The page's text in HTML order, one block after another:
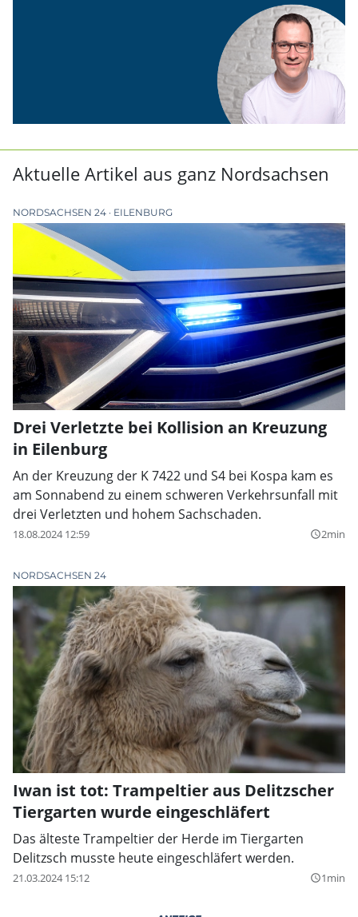
Aktuelle Artikel aus ganz Nordsachsen
NORDSACHSEN 24 EILENBURG
Drei Verletzte bei Kollision an Kreuzung
in Eilenburg
An der Kreuzung der K 7422 und S4 bei Kospa kam es
am Sonnabend zu einem schweren Verkehrsunfall mit
drei Verletzten und hohem Sachschaden.
18.08.2024 12:59 query_builder2min
NORDSACHSEN 24
Iwan ist tot: Trampeltier aus Delitzscher
Tiergarten wurde eingeschläfert
Das älteste Trampeltier der Herde im Tiergarten
Delitzsch musste heute eingeschläfert werden.
21.03.2024 15:12 query_builder1min